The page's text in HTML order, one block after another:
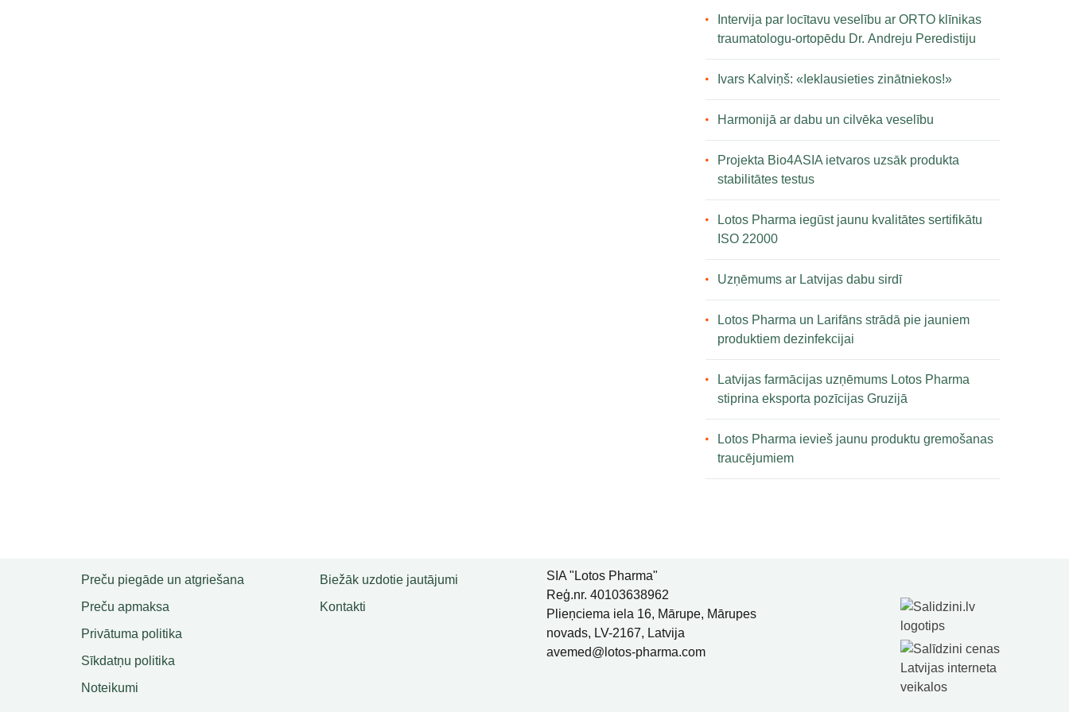
Intervija par locītavu veselību ar ORTO klīnikas
traumatologu-ortopēdu Dr. Andreju Peredistiju
Ivars Kalviņš: «Ieklausieties zinātniekos!»
Harmonijā ar dabu un cilvēka veselību
Projekta Bio4ASIA ietvaros uzsāk produkta
stabilitātes testus
Lotos Pharma iegūst jaunu kvalitātes sertifikātu
ISO 22000
Uzņēmums ar Latvijas dabu sirdī
Lotos Pharma un Larifāns strādā pie jauniem
produktiem dezinfekcijai
Latvijas farmācijas uzņēmums Lotos Pharma
stiprina eksporta pozīcijas Gruzijā
Lotos Pharma ievieš jaunu produktu gremošanas
traucējumiem
Preču piegāde un atgriešana
Preču apmaksa
Privātuma politika
Sīkdatņu politika
Noteikumi
Biežāk uzdotie jautājumi
Kontakti
SIA "Lotos Pharma"
Reģ.nr. 40103638962
Plieņciema iela 16, Mārupe, Mārupes
novads, LV-2167, Latvija
avemed@lotos-pharma.com